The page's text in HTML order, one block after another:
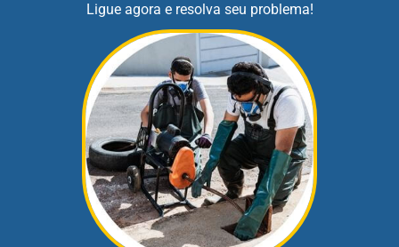
Ligue agora e resolva seu problema!